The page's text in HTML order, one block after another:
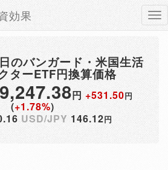
効果
のバンガード・米国生活
ターETF円換算価格
円 +531.50円
(+1.78%)
USD/JPY 146.12円